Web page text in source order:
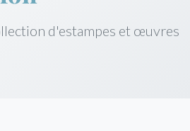
d'estampes et œuvres